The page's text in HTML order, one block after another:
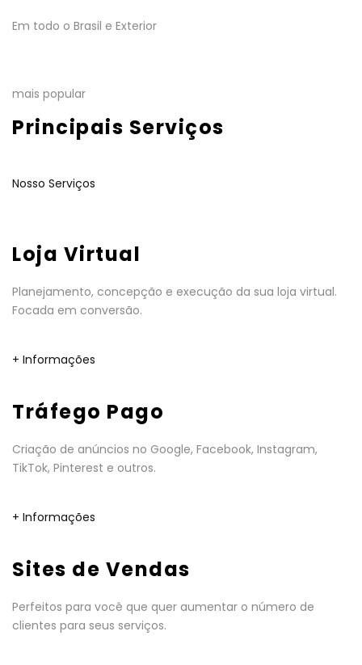
Em todo o Brasil e Exterior
mais popular
Principais Serviços
Nosso Serviços
Loja Virtual
Planejamento, concepção e execução da sua loja virtual.
Focada em conversão.
+ Informações
Tráfego Pago
Criação de anúncios no Google, Facebook, Instagram,
TikTok, Pinterest e outros.
+ Informações
Sites de Vendas
Perfeitos para você que quer aumentar o número de
clientes para seus serviços.